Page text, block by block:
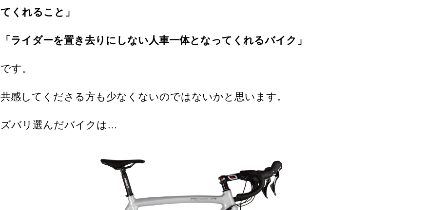
てくれること」
「ライダーを置き去りにしない人車一体となってくれるバイク」
です。
共感してくださる方も少なくないのではないかと思います。
ズバリ選んだバイクは…